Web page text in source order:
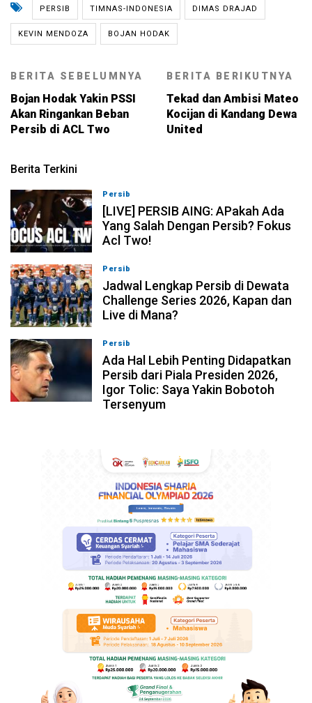
PERSIB TIMNAS-INDONESIA DIMAS DRAJAD
KEVIN MENDOZA BOJAN HODAK
BERITA SEBELUMNYA
Bojan Hodak Yakin PSSI
Akan Ringankan Beban
Persib di ACL Two
BERITA BERIKUTNYA
Tekad dan Ambisi Mateo
Kocijan di Kandang Dewa
United
Berita Terkini
Persib
[LIVE] PERSIB AING: APakah Ada
Yang Salah Dengan Persib? Fokus
Acl Two!
Persib
Jadwal Lengkap Persib di Dewata
Challenge Series 2026, Kapan dan
Live di Mana?
Persib
Ada Hal Lebih Penting Didapatkan
Persib dari Piala Presiden 2026,
Igor Tolic: Saya Yakin Bobotoh
Tersenyum